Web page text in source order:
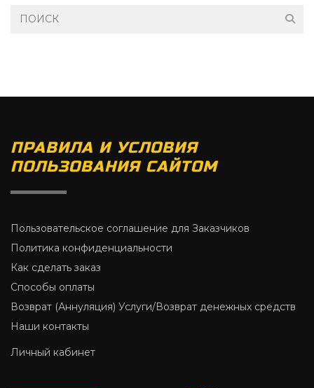
ПРАВИЛА И УСЛОВИЯ
ПОЛЬЗОВАНИЯ САЙТОМ
Пользовательское соглашение для Заказчиков
Политика конфиденциальности
Как сделать заказ
Способы оплаты
Возврат (Аннуляция) Услуги/Возврат денежных средств
Наши контакты
Личный кабинет